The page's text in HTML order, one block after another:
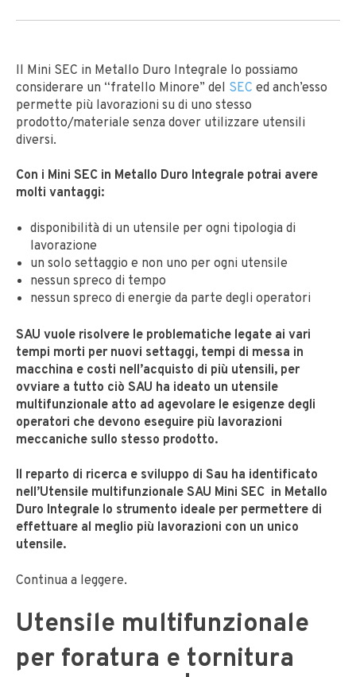
Il Mini SEC in Metallo Duro Integrale lo possiamo
considerare un “fratello Minore” del SEC ed anch’esso
permette più lavorazioni su di uno stesso
prodotto/materiale senza dover utilizzare utensili
diversi.
Con i Mini SEC in Metallo Duro Integrale potrai avere
molti vantaggi:
disponibilità di un utensile per ogni tipologia di
lavorazione
un solo settaggio e non uno per ogni utensile
nessun spreco di tempo
nessun spreco di energie da parte degli operatori
SAU vuole risolvere le problematiche legate ai vari
tempi morti per nuovi settaggi, tempi di messa in
macchina e costi nell’acquisto di più utensili, per
ovviare a tutto ciò SAU ha ideato un utensile
multifunzionale atto ad agevolare le esigenze degli
operatori che devono eseguire più lavorazioni
meccaniche sullo stesso prodotto.
Il reparto di ricerca e sviluppo di Sau ha identificato
nell’Utensile multifunzionale SAU Mini SEC in Metallo
Duro Integrale lo strumento ideale per permettere di
effettuare al meglio più lavorazioni con un unico
utensile.
Continua a leggere.
Utensile multifunzionale
per foratura e tornitura